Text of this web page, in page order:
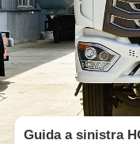
Guida a sinistra